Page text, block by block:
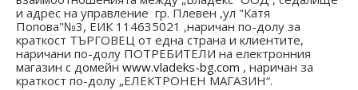
и адрес на управление гр. Плевен ,ул "Катя
Попова"№3, ЕИК 114635021 ,наричан по-долу за
краткост ТЪРГОВЕЦ от една страна и клиентите,
наричани по-долу ПОТРЕБИТЕЛИ на електронния
магазин с домейн www.vladeks-bg.com , наричан за
краткост по-долу „ЕЛЕКТРОНЕН МАГАЗИН“.